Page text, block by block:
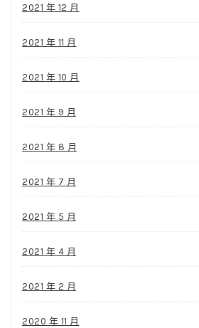
2021 年 12 月
2021 年 11 月
2021 年 10 月
2021 年 9 月
2021 年 8 月
2021 年 7 月
2021 年 5 月
2021 年 4 月
2021 年 2 月
2020 年 11 月